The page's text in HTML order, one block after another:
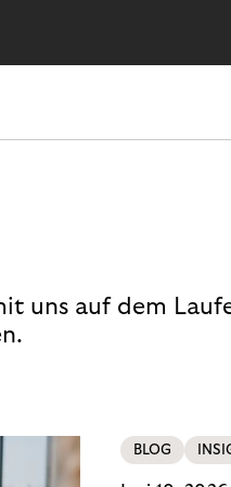
uns auf dem
BLOG